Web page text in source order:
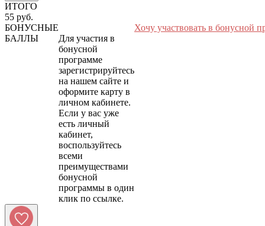
ИТОГО
55 руб.
БОНУСНЫЕ
БАЛЛЫ
Для участия в
бонусной
программе
зарегистрируйтесь
на нашем сайте и
оформите карту в
личном кабинете.
Если у вас уже
есть личный
кабинет,
воспользуйтесь
всеми
преимуществами
бонусной
программы в один
Хочу участвовать в бонусной